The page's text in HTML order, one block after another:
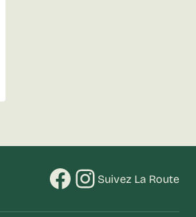
Facebook
Instagram
Suivez La Route